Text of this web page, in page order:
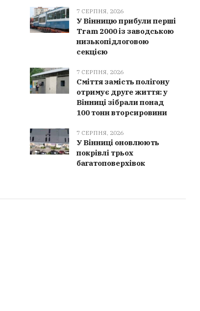
сталось 11 пожеж7 СЕРПНЯ, 2026
У Вінницю прибули перші
Tram 2000 із заводською
низькопідлоговою
секцією
7 СЕРПНЯ, 2026
Сміття замість полігону
отримує друге життя: у
Вінниці зібрали понад
100 тонн вторсировини
7 СЕРПНЯ, 2026
У Вінниці оновлюють
покрівлі трьох
багатоповерхівок